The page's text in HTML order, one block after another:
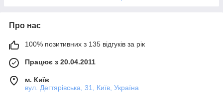
Про нас
100% позитивних з 135 відгуків за рік
Працює з 20.04.2011
м. Київ
вул. Дегтярівська, 31, Київ, Україна